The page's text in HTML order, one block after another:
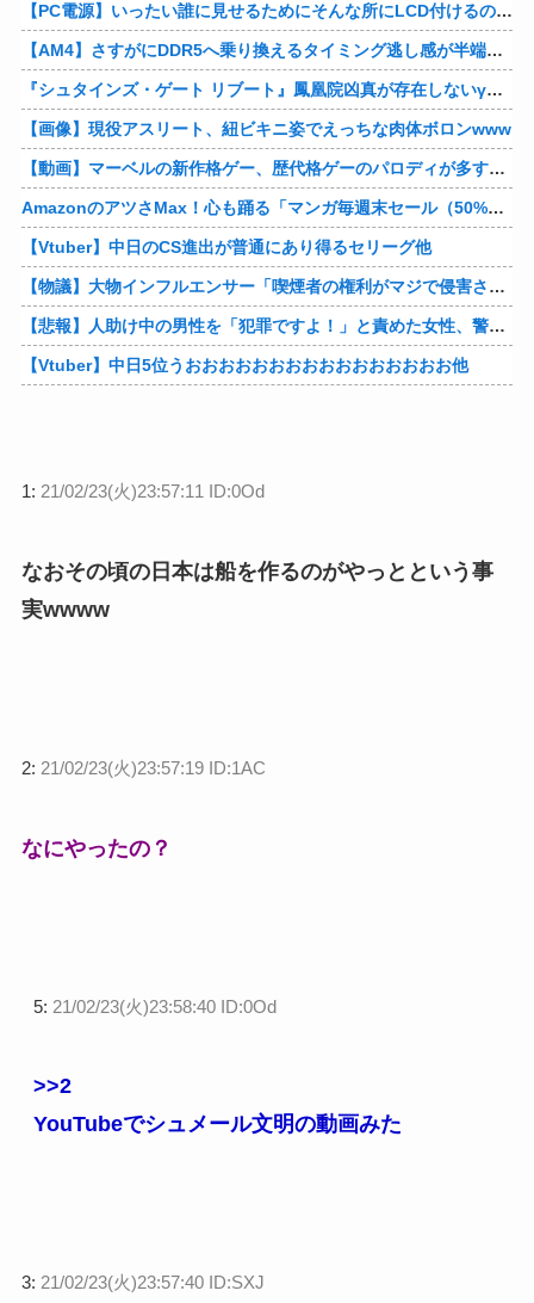
【PC電源】いったい誰に見せるためにそんな所にLCD付けるのかな
【AM4】さすがにDDR5へ乗り換えるタイミング逃し感が半端ない
『シュタインズ・ゲート リブート』鳳凰院凶真が存在しないγ（ガンマ）世界線が追加される
【画像】現役アスリート、紐ビキニ姿でえっちな肉体ボロンwww
【動画】マーベルの新作格ゲー、歴代格ゲーのパロディが多すぎて話題にwwwwwww
AmazonのアツさMax！心も踊る「マンガ毎週末セール（50%還元）」2日目襲来！他
【Vtuber】中日のCS進出が普通にあり得るセリーグ他
【物議】大物インフルエンサー「喫煙者の権利がマジで侵害されてる。いくら税金払ってるんだ」他
【悲報】人助け中の男性を「犯罪ですよ！」と責めた女性、警察が来た瞬間逃げる他
【Vtuber】中日5位うおおおおおおおおおおおおおおおお他
1: 21/02/23(火)23:57:11 ID:0Od
なおその頃の日本は船を作るのがやっとという事
実wwww
2: 21/02/23(火)23:57:19 ID:1AC
なにやったの？
5: 21/02/23(火)23:58:40 ID:0Od
>>2
YouTubeでシュメール文明の動画みた
3: 21/02/23(火)23:57:40 ID:SXJ